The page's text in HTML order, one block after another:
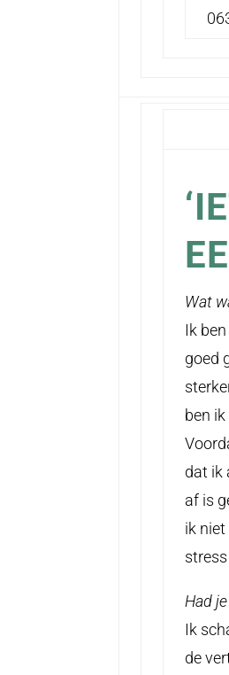
Wat
Ik
goed
ben
dat ik
af is
ik
Had
Ik
de